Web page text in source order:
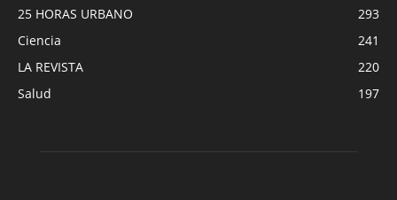
25 HORAS URBANO
293
Ciencia
241
LA REVISTA
220
Salud
197